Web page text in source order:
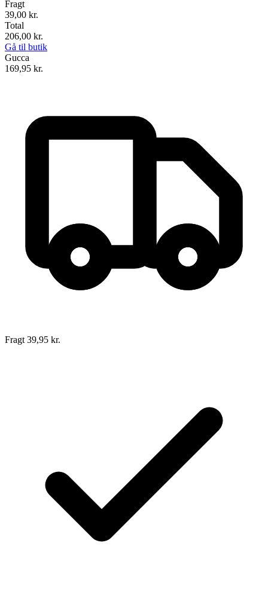
Fragt
39,00 kr.
Total
206,00 kr.
Gå til butik
Gucca
169,95 kr.
Fragt 39,95 kr.